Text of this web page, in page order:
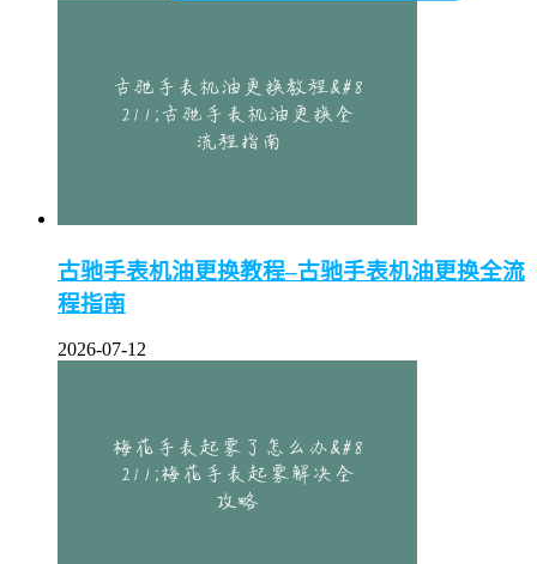
古驰手表机油更换教程–古驰手表机油更换全流
程指南
2026-07-12